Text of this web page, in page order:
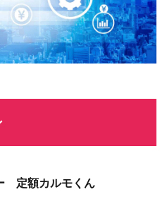
定額カルモくん